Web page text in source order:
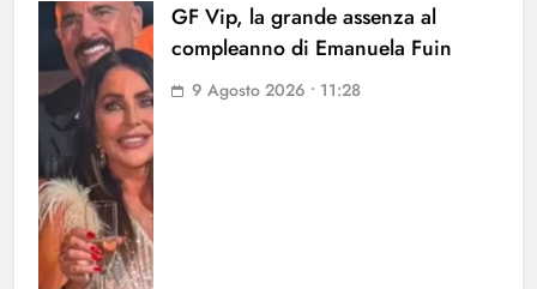
GF Vip, la grande assenza al
compleanno di Emanuela Fuin
9 Agosto 2026 • 11:28